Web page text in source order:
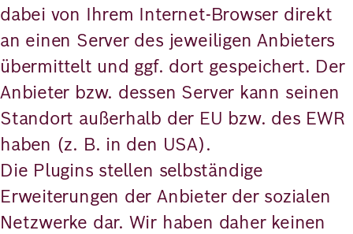
dabei von Ihrem Internet-Browser direkt
an einen Server des jeweiligen Anbieters
übermittelt und ggf. dort gespeichert. Der
Anbieter bzw. dessen Server kann seinen
Standort außerhalb der EU bzw. des EWR
haben (z. B. in den USA).
Die Plugins stellen selbständige
Erweiterungen der Anbieter der sozialen
Netzwerke dar. Wir haben daher keinen